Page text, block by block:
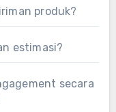
produk?
estimasi?
secara